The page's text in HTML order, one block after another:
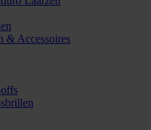
& Accessoires